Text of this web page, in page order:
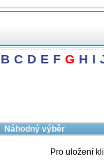
B C D E F G H I
Náhodný výběr
Pro uložení